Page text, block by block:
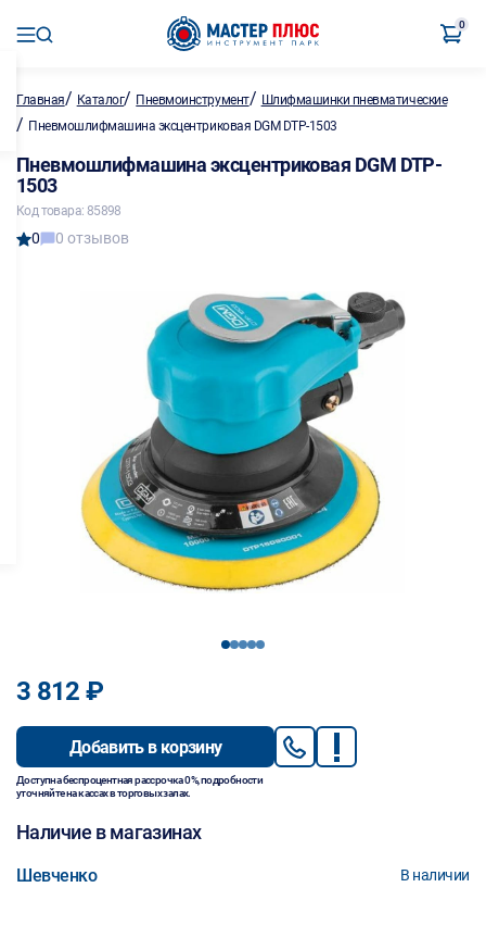
0
Главная/ Каталог/ Пневмоинструмент/ Шлифмашинки пневматические
/ Пневмошлифмашина эксцентриковая DGM DTP-1503
Пневмошлифмашина эксцентриковая DGM DTP-
1503
Код товара: 85898
0 0 отзывов
12345
3 812 ₽
Добавить в корзину
Доступна беспроцентная рассрочка 0%, подробности
уточняйте на кассах в торговых залах.
Наличие в магазинах
Шевченко В наличии